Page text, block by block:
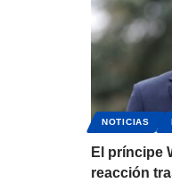
NOTICIAS
El príncipe
reacción